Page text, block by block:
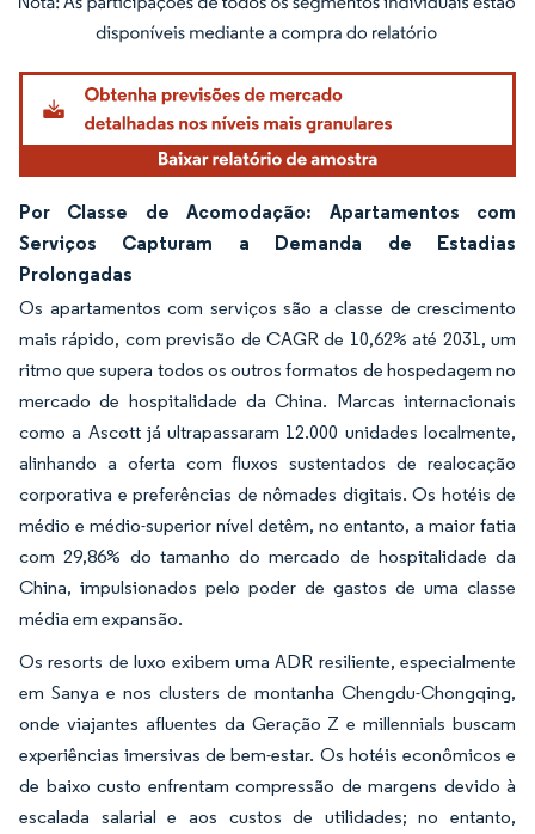
Imagem © Mordor Intelligence. O reuso requer atribuição conforme CC BY 4.0.
Por Classe de Acomodação: Apartamentos com
Serviços Capturam a Demanda de Estadias
Prolongadas
Os apartamentos com serviços são a classe de crescimento
mais rápido, com previsão de CAGR de 10,62% até 2031, um
ritmo que supera todos os outros formatos de hospedagem no
mercado de hospitalidade da China. Marcas internacionais
como a Ascott já ultrapassaram 12.000 unidades localmente,
alinhando a oferta com fluxos sustentados de realocação
corporativa e preferências de nômades digitais. Os hotéis de
médio e médio-superior nível detêm, no entanto, a maior fatia
com 29,86% do tamanho do mercado de hospitalidade da
China, impulsionados pelo poder de gastos de uma classe
média em expansão.
Os resorts de luxo exibem uma ADR resiliente, especialmente
em Sanya e nos clusters de montanha Chengdu-Chongqing,
onde viajantes afluentes da Geração Z e millennials buscam
experiências imersivas de bem-estar. Os hotéis econômicos e
de baixo custo enfrentam compressão de margens devido à
escalada salarial e aos custos de utilidades; no entanto,